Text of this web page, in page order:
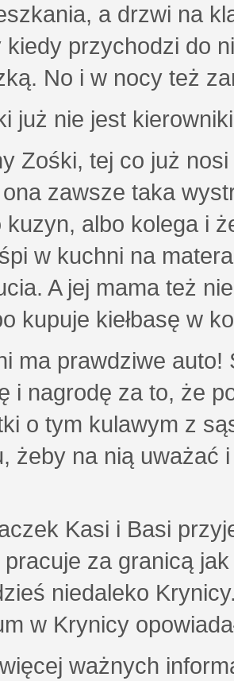
a drzwi na
kiedy przychodzi do
No i w nocy też
już nie jest
Zośki, tej co już
ona zawsze taka
albo kolega i
w kuchni na
A jej mama też
kupuje kiełbasę w
ma prawdziwe auto!
i nagrodę za to, że
o tym kulawym z
żeby na nią uważać
Kasi i Basi
za granicą
niedaleko
w Krynicy
ważnych